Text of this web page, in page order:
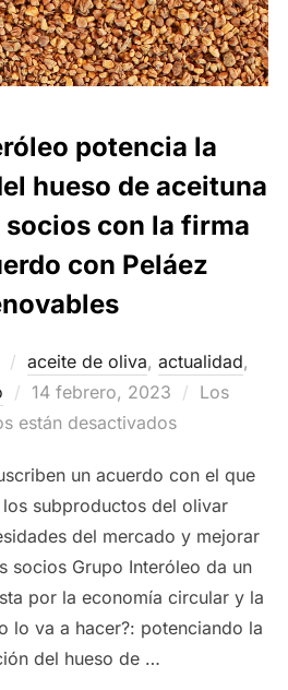
potencia la
hueso de aceituna
socios con la firma
con Peláez
aceite de oliva, actualidad,
Publicado
el
14 febrero, 2023
Los
están desactivados
un acuerdo con el que
subproductos del olivar
del mercado y mejorar
socios Grupo Interóleo da un
por la economía circular y la
lo va a hacer?: potenciando la
del hueso de …